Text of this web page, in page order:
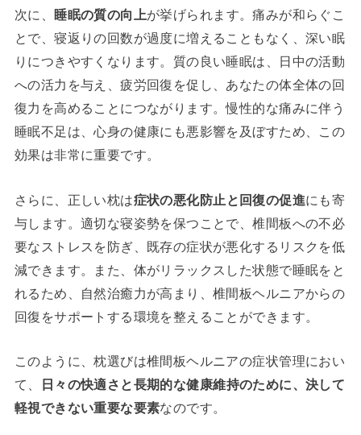
次に、 睡眠の質の向上が挙げられます。痛みが和らぐこ
とで、寝返りの回数が過度に増えることもなく、深い眠
りにつきやすくなります。質の良い睡眠は、日中の活動
への活力を与え、疲労回復を促し、あなたの体全体の回
復力を高めることにつながります。慢性的な痛みに伴う
睡眠不足は、心身の健康にも悪影響を及ぼすため、この
効果は非常に重要です。
さらに、正しい枕は症状の悪化防止と回復の促進にも寄
与します。適切な寝姿勢を保つことで、椎間板への不必
要なストレスを防ぎ、既存の症状が悪化するリスクを低
減できます。また、体がリラックスした状態で睡眠をと
れるため、自然治癒力が高まり、椎間板ヘルニアからの
回復をサポートする環境を整えることができます。
このように、枕選びは椎間板ヘルニアの症状管理におい
て、
日々の快適さと長期的な健康維持のために、決して
軽視できない重要な要素なのです。